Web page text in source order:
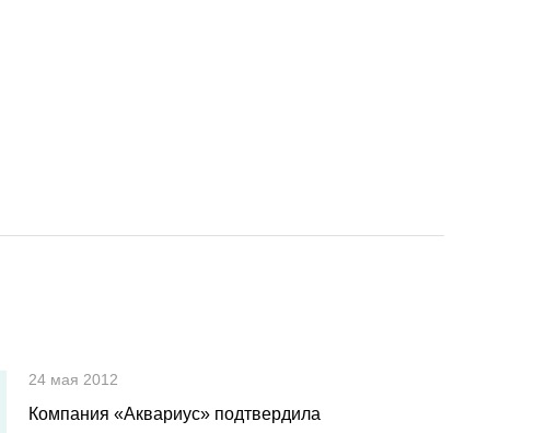
24 мая 2012
Компания «Аквариус» подтвердила